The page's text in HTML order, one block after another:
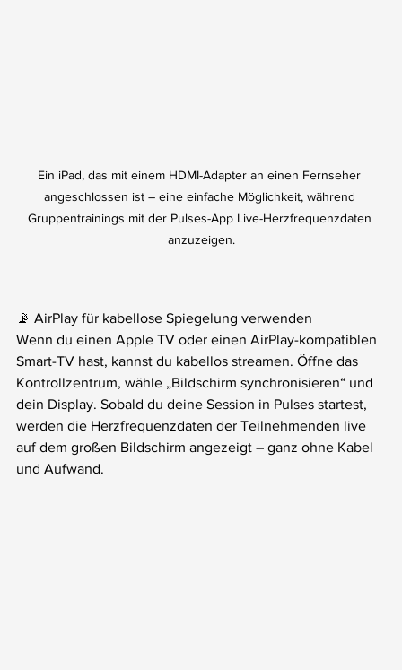
Ein iPad, das mit einem HDMI-Adapter an einen Fernseher
angeschlossen ist – eine einfache Möglichkeit, während
Gruppentrainings mit der Pulses-App Live-Herzfrequenzdaten
anzuzeigen.
📡 AirPlay für kabellose Spiegelung verwenden
Wenn du einen Apple TV oder einen AirPlay-kompatiblen
Smart-TV hast, kannst du kabellos streamen. Öffne das
Kontrollzentrum, wähle „Bildschirm synchronisieren“ und
dein Display. Sobald du deine Session in Pulses startest,
werden die Herzfrequenzdaten der Teilnehmenden live
auf dem großen Bildschirm angezeigt – ganz ohne Kabel
und Aufwand.